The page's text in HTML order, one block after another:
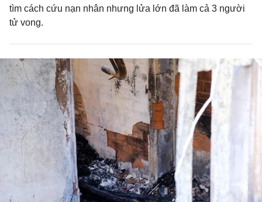
tìm cách cứu nạn nhân nhưng lửa lớn đã làm cả 3 người
tử vong.